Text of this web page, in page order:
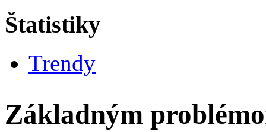
Štatistiky
Trendy
Základným